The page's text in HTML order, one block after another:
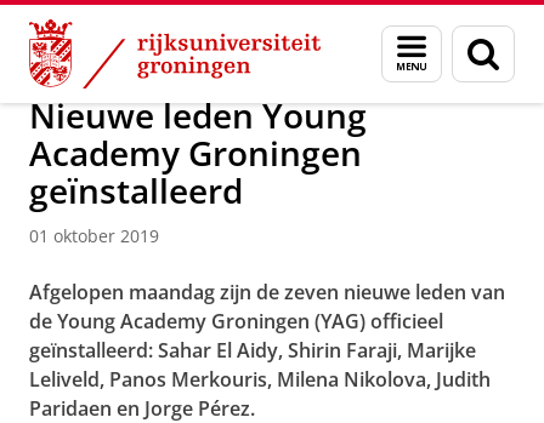
Skip
Content
Skip
Navigation
Menu
en
zoeken
Onderzoek News
Nieuwe leden Young
Academy Groningen
geïnstalleerd
01 oktober 2019
Afgelopen maandag zijn de zeven nieuwe leden van
de Young Academy Groningen (YAG) officieel
geïnstalleerd: Sahar El Aidy, Shirin Faraji, Marijke
Leliveld, Panos Merkouris, Milena Nikolova, Judith
Paridaen en Jorge Pérez.